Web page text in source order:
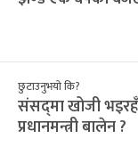
छुटाउनुभयो कि?
संसद्‌मा खोजी
प्रधानमन्त्री बालेन ?